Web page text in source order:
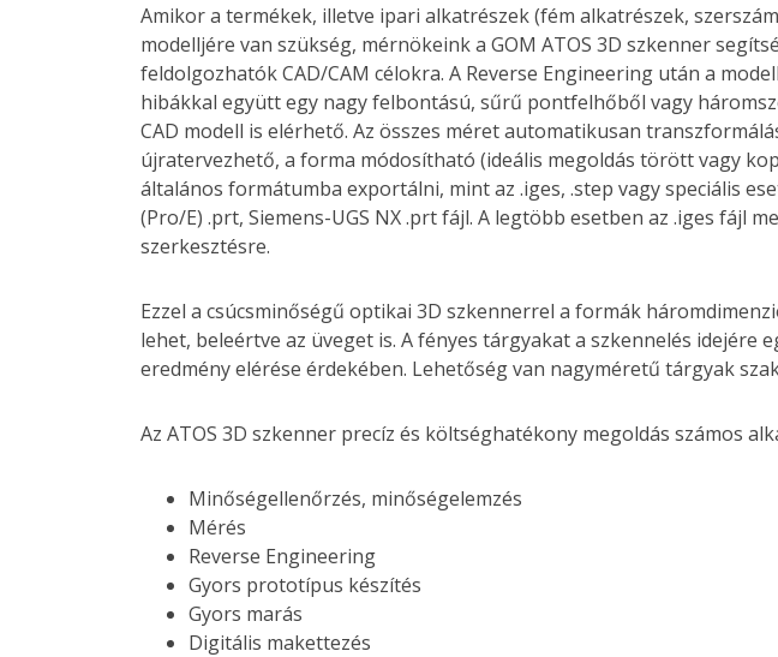
Amikor a termékek, illetve ipari alkatrészek (fém alkatrészek,
modelljére van szükség, mérnökeink a GOM ATOS 3D szkenner
feldolgozhatók CAD/CAM célokra. A Reverse Engineering után a
hibákkal együtt egy nagy felbontású, sűrű pontfelhőből vagy
CAD modell is elérhető. Az összes méret automatikusan
újratervezhető, a forma módosítható (ideális megoldás törött vagy
általános formátumba exportálni, mint az .iges, .step vagy speciális
(Pro/E) .prt, Siemens-UGS NX .prt fájl. A legtöbb esetben az .iges fájl
szerkesztésre.
Ezzel a csúcsminőségű optikai 3D szkennerrel a formák
lehet, beleértve az üveget is. A fényes tárgyakat a szkennelés
eredmény elérése érdekében. Lehetőség van nagyméretű tárgyak
Az ATOS 3D szkenner precíz és költséghatékony megoldás számos
Minőségellenőrzés, minőségelemzés
Mérés
Reverse Engineering
Gyors prototípus készítés
Gyors marás
Digitális makettezés